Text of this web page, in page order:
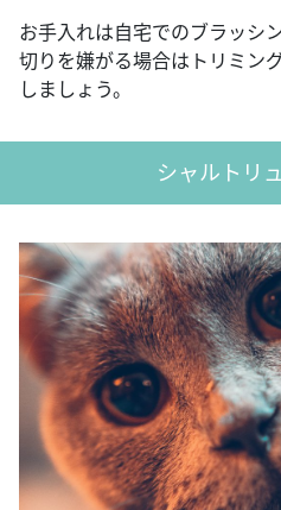
お手入れは自宅でのブラッシ
切りを嫌がる場合はトリミン
しましょう。
シャルトリ